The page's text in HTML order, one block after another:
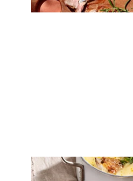
Κατσικάκι με
ΚΡΕΑΣ